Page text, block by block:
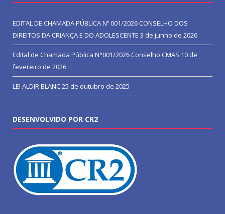
EDITAL DE CHAMADA PÚBLICA Nº 001/2026 CONSELHO DOS
DIREITOS DA CRIANÇA E DO ADOLESCENTE 3 de junho de 2026
Edital de Chamada Pública N°001/2026 Conselho CMAS 10 de
fevereiro de 2026
LEI ALDIR BLANC25 de outubro de 2025
DESENVOLVIDO POR CR2